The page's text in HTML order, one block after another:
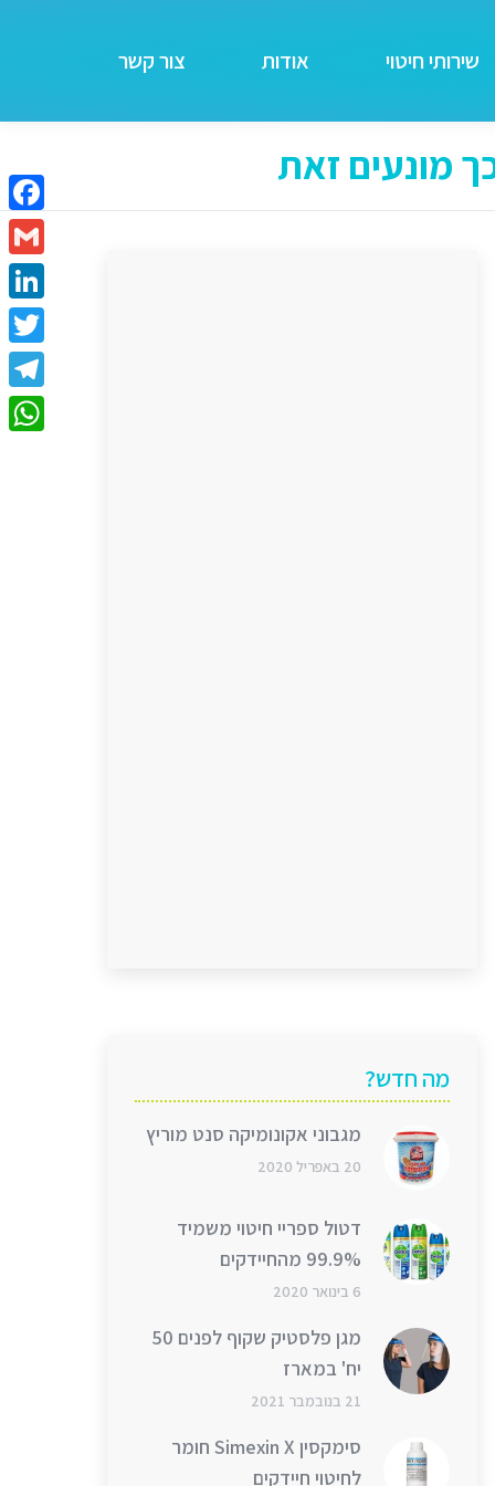
שירותי חיטוי אודות צור קשר
מונעים זאת
מה חדש?
מגבוני אקונומיקה סנט מוריץ
20 באפריל 2020
דטול ספריי חיטוי משמיד
99.9% מהחיידקים
6 בינואר 2020
מגן פלסטיק שקוף לפנים 50
יח' במארז
21 בנובמבר 2021
סימקסין Simexin X חומר
לחיטוי חיידקים